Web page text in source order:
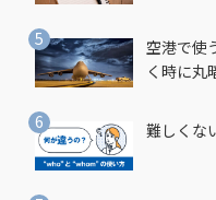
空港で使
く時に丸
難しくな